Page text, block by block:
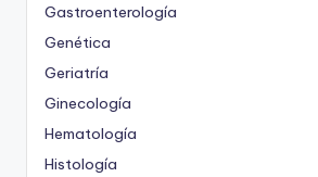
Gastroenterología
Genética
Geriatría
Ginecología
Hematología
Histología